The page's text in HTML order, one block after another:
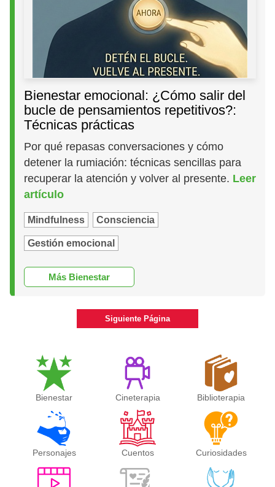
Bienestar emocional: ¿Cómo salir del
bucle de pensamientos repetitivos?:
Técnicas prácticas
Por qué repasas conversaciones y cómo
detener la rumiación: técnicas sencillas para
recuperar la atención y volver al presente. Leer
artículo
Mindfulness Consciencia
Gestión emocional
Más Bienestar
Siguiente Página
Bienestar Cineterapia Biblioterapia
Personajes Cuentos Curiosidades